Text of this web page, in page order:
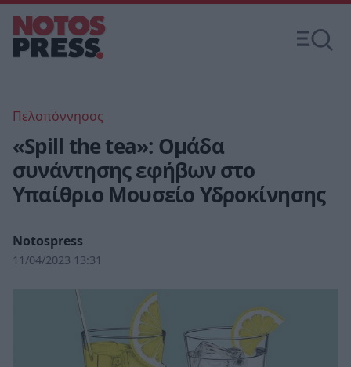
Πελοπόννησος
«Spill the tea»: Ομάδα
συνάντησης εφήβων στο
Υπαίθριο Μουσείο Υδροκίνησης
Notospress
11/04/2023 13:31